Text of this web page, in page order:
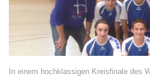
In einem hochklassigen Kreisfinale des